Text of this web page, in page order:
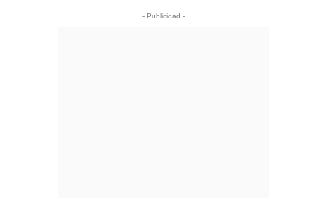
- Publicidad -